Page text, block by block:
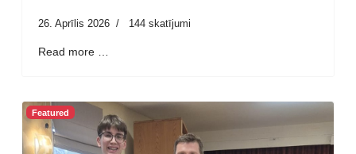
26. Aprīlis 2026 144 skatījumi
Read more …
Featured